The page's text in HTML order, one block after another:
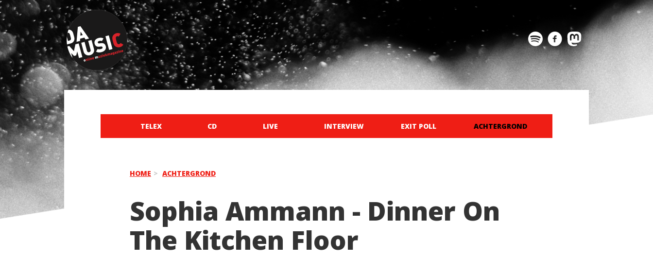
TELEX CD LIVE INTERVIEW EXIT POLL ACHTERGROND
HOME ACHTERGROND
Sophia Ammann - Dinner On
The Kitchen Floor